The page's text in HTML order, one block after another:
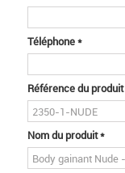
Téléphone*
Référence du produit
Nom du produit*